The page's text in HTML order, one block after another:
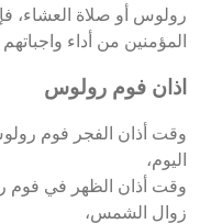
رولوس أو صلاة العشاء،
المؤمنين من أداء
اذان فوم رولوس
وقت أذان الفجر فوم
اليوم،
وقت أذان الظهر في فوم
زوال الشمس،